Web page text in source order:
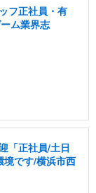
フ正社員・有
ム業界志
「正社員/土日
境です/横浜市西